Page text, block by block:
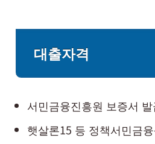
대출자격
서민금융진흥원 보증서
햇살론15 등 정책서민금